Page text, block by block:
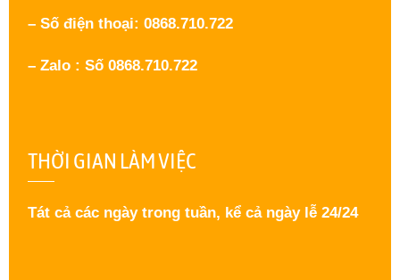
– Số điện thoại: 0868.710.722
– Zalo : Số 0868.710.722
THỜI GIAN LÀM VIỆC
Tát cả các ngày trong tuần, kể cả ngày lễ 24/24